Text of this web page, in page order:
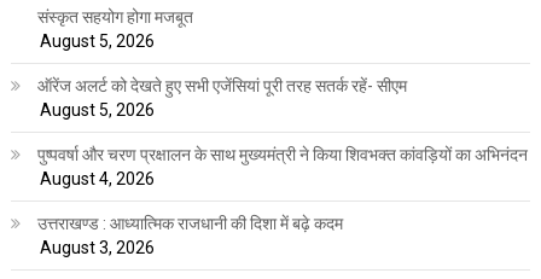
संस्कृत सहयोग होगा मजबूत
August 5, 2026
ऑरेंज अलर्ट को देखते हुए सभी एजेंसियां पूरी तरह सतर्क रहें- सीएम
August 5, 2026
पुष्पवर्षा और चरण प्रक्षालन के साथ मुख्यमंत्री ने किया शिवभक्त कांवड़ियों का अभिनंदन
August 4, 2026
उत्तराखण्ड : आध्यात्मिक राजधानी की दिशा में बढ़े कदम
August 3, 2026